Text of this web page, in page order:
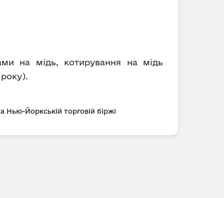
на мідь, котирування на мідь
Нью-Йоркській торговій біржі